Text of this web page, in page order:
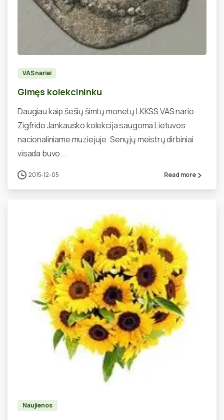
VAS nariai
Gimęs kolekcininku
Daugiau kaip šešių šimtų monetų LKKSS VAS nario
Zigfrido Jankausko kolekcija saugoma Lietuvos
nacionaliniame muziejuje. Senųjų meistrų dirbiniai
visada buvo...
2015-12-05 Read more
Naujienos